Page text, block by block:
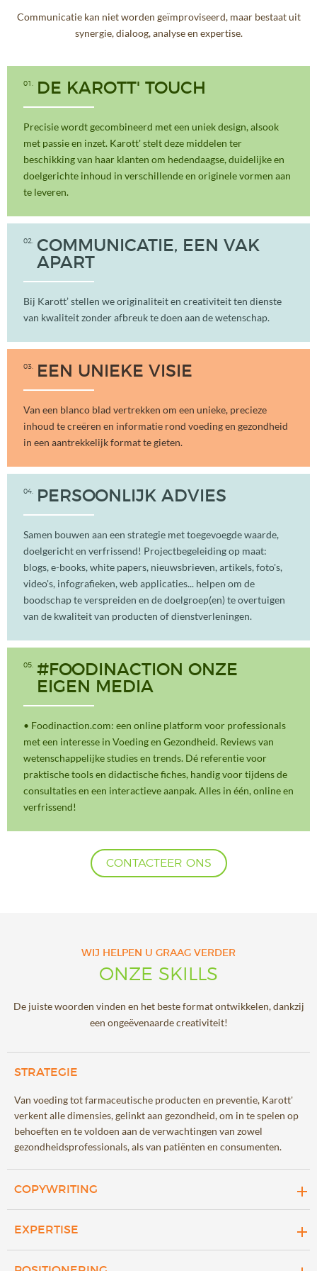
Communicatie kan niet worden geïmproviseerd, maar bestaat uit
synergie, dialoog, analyse en expertise.
01 DE KAROTT' TOUCH
Precisie wordt gecombineerd met een uniek design, alsook
met passie en inzet. Karott' stelt deze middelen ter
beschikking van haar klanten om hedendaagse, duidelijke en
doelgerichte inhoud in verschillende en originele vormen aan
te leveren.
02
COMMUNICATIE, EEN VAK
APART
Bij Karott’ stellen we originaliteit en creativiteit ten dienste
van kwaliteit zonder afbreuk te doen aan de wetenschap.
03 EEN UNIEKE VISIE
Van een blanco blad vertrekken om een unieke, precieze
inhoud te creëren en informatie rond voeding en gezondheid
in een aantrekkelijk format te gieten.
04 PERSOONLIJK ADVIES
Samen bouwen aan een strategie met toegevoegde waarde,
doelgericht en verfrissend! Projectbegeleiding op maat:
blogs, e-books, white papers, nieuwsbrieven, artikels, foto's,
video's, infografieken, web applicaties... helpen om de
boodschap te verspreiden en de doelgroep(en) te overtuigen
van de kwaliteit van producten of dienstverleningen.
05
#FOODINACTION ONZE
EIGEN MEDIA
• Foodinaction.com: een online platform voor professionals
met een interesse in Voeding en Gezondheid. Reviews van
wetenschappelijke studies en trends. Dé referentie voor
praktische tools en didactische fiches, handig voor tijdens de
consultaties en een interactieve aanpak. Alles in één, online en
verfrissend!
CONTACTEER ONS
WIJ HELPEN U GRAAG VERDER
ONZE SKILLS
De juiste woorden vinden en het beste format ontwikkelen, dankzij
een ongeëvenaarde creativiteit!
STRATEGIE
Van voeding tot farmaceutische producten en preventie, Karott'
verkent alle dimensies, gelinkt aan gezondheid, om in te spelen op
behoeften en te voldoen aan de verwachtingen van zowel
gezondheidsprofessionals, als van patiënten en consumenten.
COPYWRITING
door de wetenschap en tegelijkertijd krachtig en creatief in een
wereld vol verandering.
EXPERTISE